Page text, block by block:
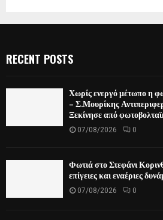
RECENT POSTS
Χωρίς ενεργό μέτωπο η
– Σ.Μουρίκης
Ξεκίνησε από
07/08/2026 0
Φωτιά στο Στεφάνι
επίγειες και εναέριες
07/08/2026 0